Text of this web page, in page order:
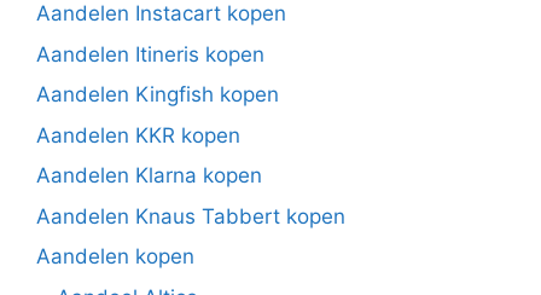
Aandelen Instacart kopen
Aandelen Itineris kopen
Aandelen Kingfish kopen
Aandelen KKR kopen
Aandelen Klarna kopen
Aandelen Knaus Tabbert kopen
Aandelen kopen